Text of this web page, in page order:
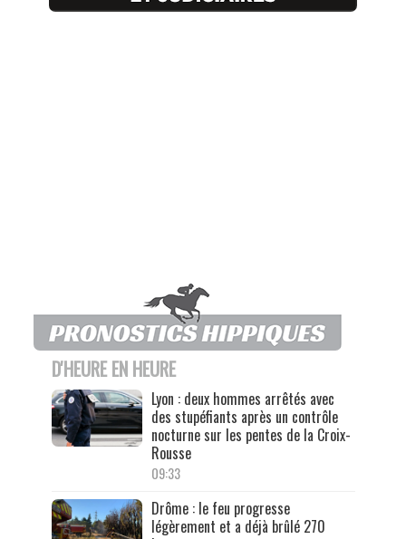
D'HEURE EN HEURE
Lyon : deux hommes arrêtés avec
des stupéfiants après un contrôle
nocturne sur les pentes de la Croix-
Rousse
09:33
Drôme : le feu progresse
légèrement et a déjà brûlé 270